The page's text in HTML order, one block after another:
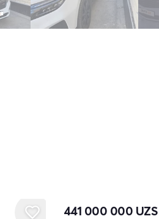
441 000 000 UZS